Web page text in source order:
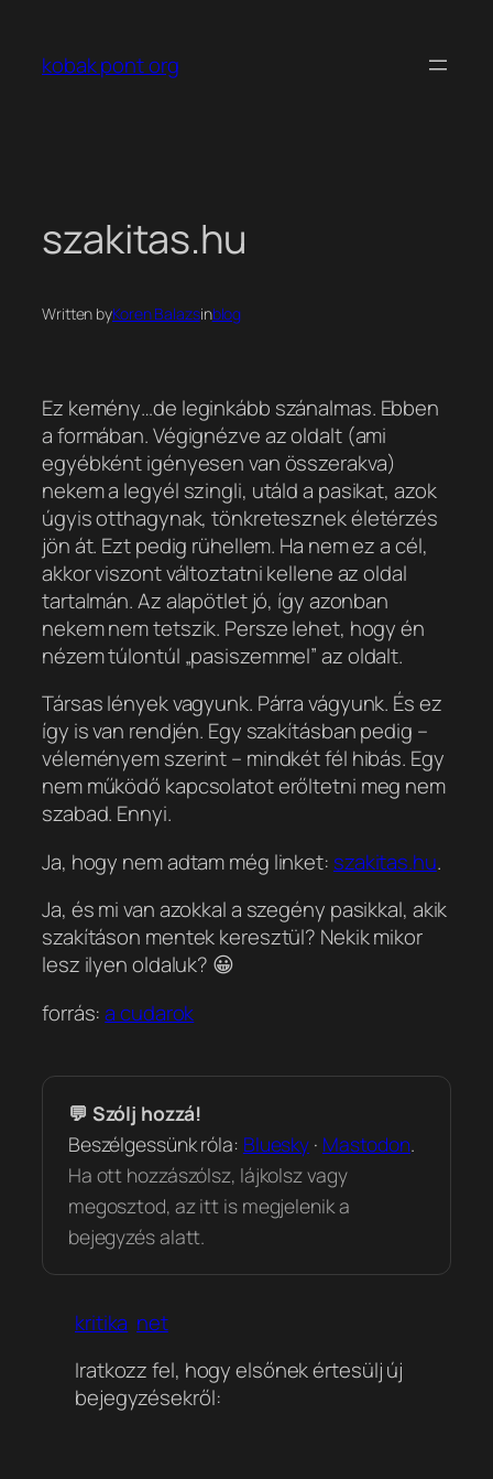
tartalomhoz
kobak pont org
szakitas.hu
Written byKoren Balazsinblog
Ez kemény…de leginkább szánalmas. Ebben
a formában. Végignézve az oldalt (ami
egyébként igényesen van összerakva)
nekem a legyél szingli, utáld a pasikat, azok
úgyis otthagynak, tönkretesznekéletérzés
jön át. Ezt pedig rühellem. Ha nem ez a cél,
akkor viszont változtatni kellene az oldal
tartalmán. Az alapötlet jó, így azonban
nekem nem tetszik. Persze lehet, hogy én
nézem túlontúl „pasiszemmel” az oldalt.
Társas lények vagyunk. Párra vágyunk. És ez
így is van rendjén. Egy szakításban pedig –
véleményem szerint – mindkét fél hibás. Egy
nem működő kapcsolatot erőltetni meg nem
szabad. Ennyi.
Ja, hogy nem adtam még linket: szakitas.hu.
Ja, és mi van azokkal a szegény pasikkal, akik
szakításon mentek keresztül? Nekik mikor
lesz ilyen oldaluk? 😀
forrás:a cudarok
💬 Szólj hozzá!
Beszélgessünk róla: Bluesky · Mastodon.
Ha ott hozzászólsz, lájkolsz vagy
megosztod, az itt is megjelenik a
bejegyzés alatt.
kritika net
Iratkozz fel, hogy elsőnek értesülj új
bejegyzésekről: